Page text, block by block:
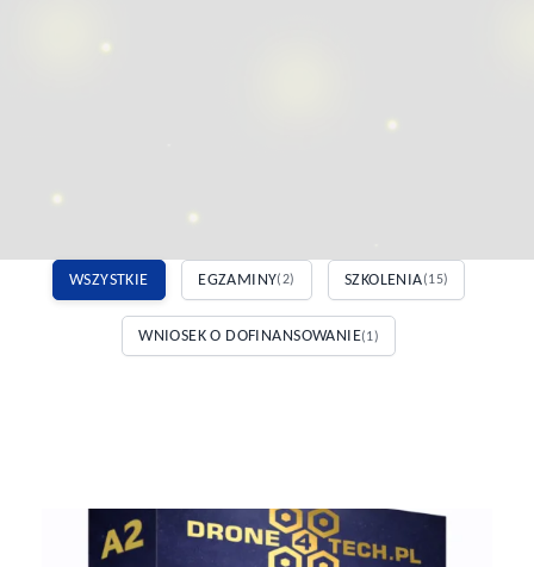
WSZYSTKIE EGZAMINY(2) SZKOLENIA(15)
WNIOSEK O DOFINANSOWANIE(1)